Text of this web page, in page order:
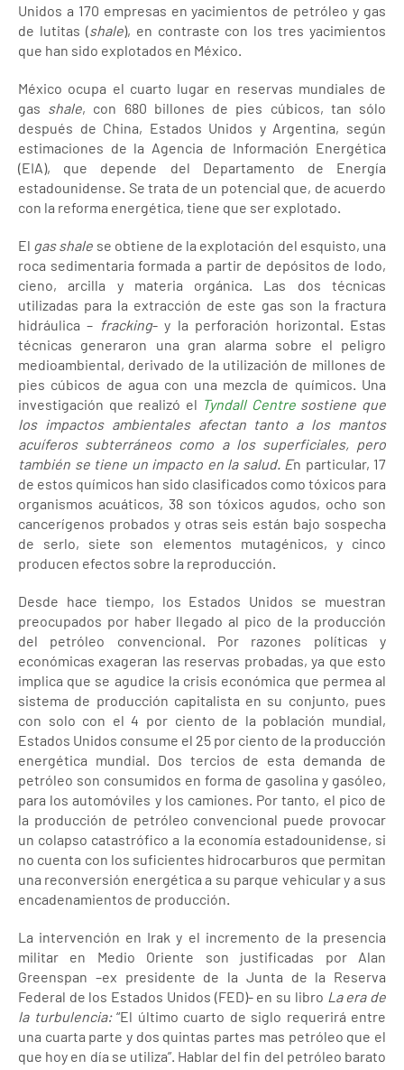
Unidos a 170 empresas en yacimientos de petróleo y gas
de lutitas (shale), en contraste con los tres yacimientos
que han sido explotados en México.
México ocupa el cuarto lugar en reservas mundiales de
gas shale, con 680 billones de pies cúbicos, tan sólo
después de China, Estados Unidos y Argentina, según
estimaciones de la Agencia de Información Energética
(EIA), que depende del Departamento de Energía
estadounidense. Se trata de un potencial que, de acuerdo
con la reforma energética, tiene que ser explotado.
El gas shale se obtiene de la explotación del esquisto, una
roca sedimentaria formada a partir de depósitos de lodo,
cieno, arcilla y materia orgánica. Las dos técnicas
utilizadas para la extracción de este gas son la fractura
hidráulica – fracking- y la perforación horizontal. Estas
técnicas generaron una gran alarma sobre el peligro
medioambiental, derivado de la utilización de millones de
pies cúbicos de agua con una mezcla de químicos. Una
investigación que realizó el Tyndall Centre sostiene que
los impactos ambientales afectan tanto a los mantos
acuíferos subterráneos como a los superficiales, pero
también se tiene un impacto en la salud. En particular, 17
de estos químicos han sido clasificados como tóxicos para
organismos acuáticos, 38 son tóxicos agudos, ocho son
cancerígenos probados y otras seis están bajo sospecha
de serlo, siete son elementos mutagénicos, y cinco
producen efectos sobre la reproducción.
Desde hace tiempo, los Estados Unidos se muestran
preocupados por haber llegado al pico de la producción
del petróleo convencional. Por razones políticas y
económicas exageran las reservas probadas, ya que esto
implica que se agudice la crisis económica que permea al
sistema de producción capitalista en su conjunto, pues
con solo con el 4 por ciento de la población mundial,
Estados Unidos consume el 25 por ciento de la producción
energética mundial. Dos tercios de esta demanda de
petróleo son consumidos en forma de gasolina y gasóleo,
para los automóviles y los camiones. Por tanto, el pico de
la producción de petróleo convencional puede provocar
un colapso catastrófico a la economía estadounidense, si
no cuenta con los suficientes hidrocarburos que permitan
una reconversión energética a su parque vehicular y a sus
encadenamientos de producción.
La intervención en Irak y el incremento de la presencia
militar en Medio Oriente son justificadas por Alan
Greenspan –ex presidente de la Junta de la Reserva
Federal de los Estados Unidos (FED)- en su libro La era de
la turbulencia: “El último cuarto de siglo requerirá entre
una cuarta parte y dos quintas partes mas petróleo que el
que hoy en día se utiliza”. Hablar del fin del petróleo barato